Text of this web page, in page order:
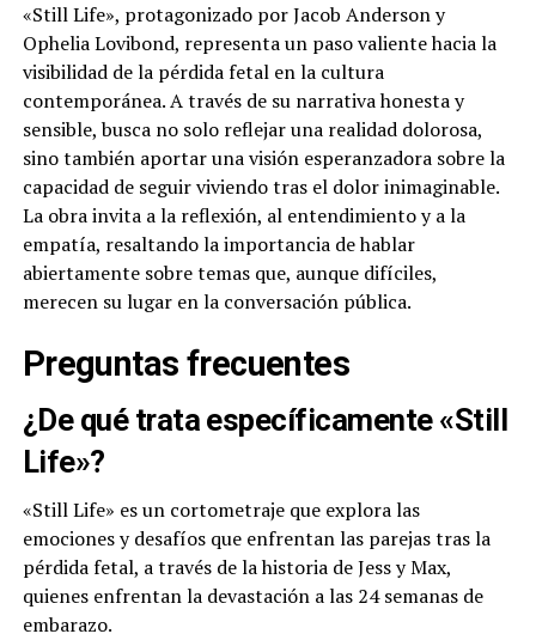
«Still Life», protagonizado por Jacob Anderson y
Ophelia Lovibond, representa un paso valiente hacia la
visibilidad de la pérdida fetal en la cultura
contemporánea. A través de su narrativa honesta y
sensible, busca no solo reflejar una realidad dolorosa,
sino también aportar una visión esperanzadora sobre la
capacidad de seguir viviendo tras el dolor inimaginable.
La obra invita a la reflexión, al entendimiento y a la
empatía, resaltando la importancia de hablar
abiertamente sobre temas que, aunque difíciles,
merecen su lugar en la conversación pública.
Preguntas frecuentes
¿De qué trata específicamente «Still
Life»?
«Still Life» es un cortometraje que explora las
emociones y desafíos que enfrentan las parejas tras la
pérdida fetal, a través de la historia de Jess y Max,
quienes enfrentan la devastación a las 24 semanas de
embarazo.